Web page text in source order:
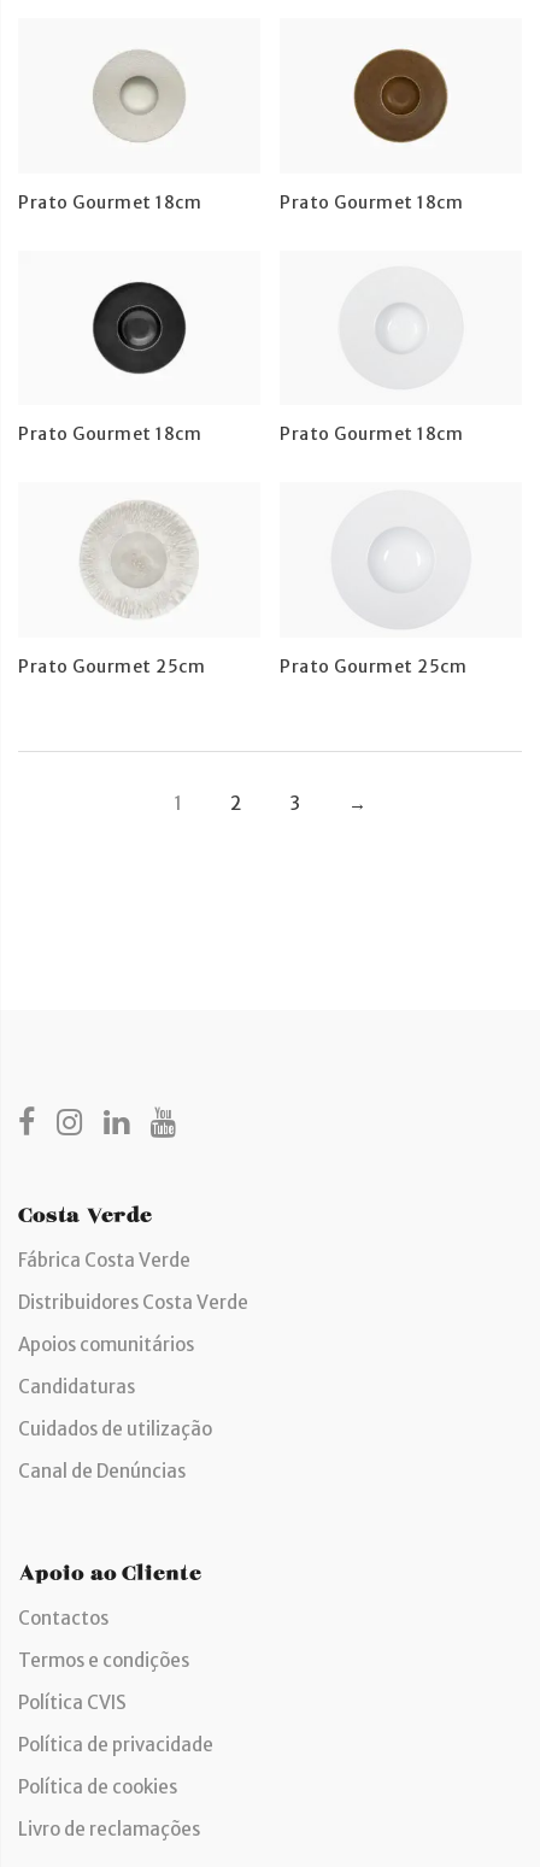
Prato Gourmet 18cm Prato Gourmet 18cm
Prato Gourmet 18cm Prato Gourmet 18cm
Prato Gourmet 25cm Prato Gourmet 25cm
1 2 3 →
Costa Verde
Fábrica Costa Verde
Distribuidores Costa Verde
Apoios comunitários
Candidaturas
Cuidados de utilização
Canal de Denúncias
Apoio ao Cliente
Contactos
Termos e condições
Política CVIS
Política de privacidade
Política de cookies
Livro de reclamações